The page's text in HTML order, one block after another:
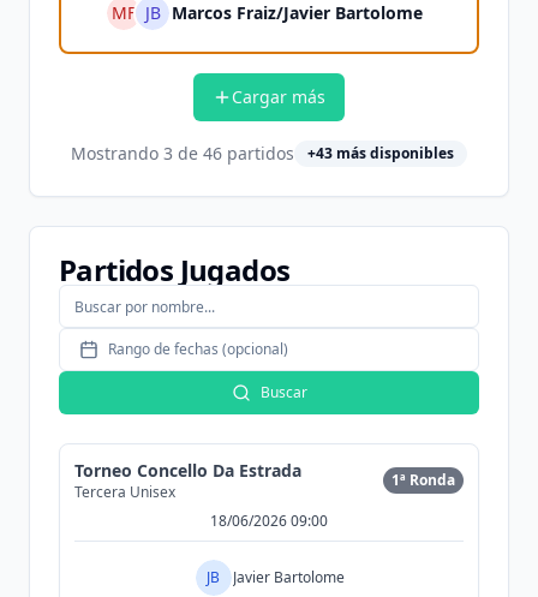
MF JB Marcos Fraiz/Javier Bartolome
Cargar más
Mostrando 3 de 46 partidos +43 más disponibles
Partidos Jugados
Rango de fechas (opcional)
Buscar
Torneo Concello Da Estrada
Tercera Unisex
1ª Ronda
18/06/2026 09:00
JB
Javier Bartolome